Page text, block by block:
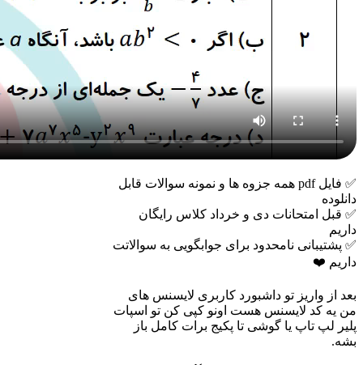
✅ فایل pdf همه جزوه ها و نمونه سوالات قابل
دانلوده
✅ قبل امتحانات دی و خرداد کلاس رایگان
داریم
✅ پشتیبانی نامحدود برای جوابگویی به سوالاتت
داریم ❤️
بعد از واریز تو داشبورد کاربری لایسنس های
من یه کد لایسنس هست اونو کپی کن تو اسپات
پلیر لپ تاپ یا گوشی تا پکیج برات کامل باز
بشه.